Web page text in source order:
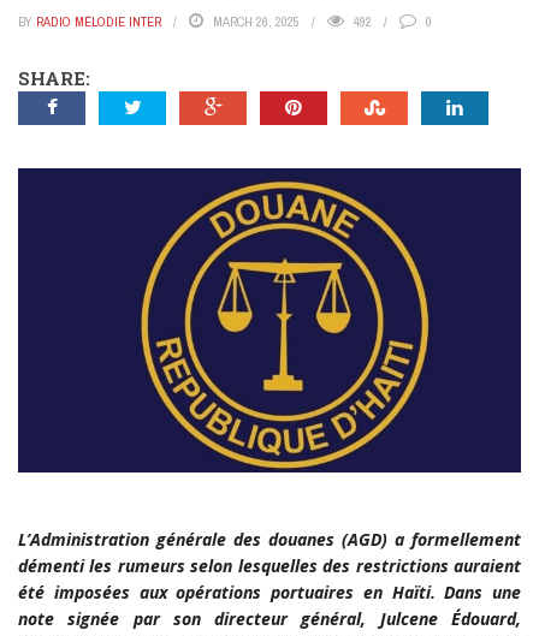
BY RADIO MÉLODIE INTER MARCH 26, 2025 492 0
SHARE:
L’Administration générale des douanes (AGD) a formellement
démenti les rumeurs selon lesquelles des restrictions auraient
été imposées aux opérations portuaires en Haïti. Dans une
note signée par son directeur général, Julcene Édouard,